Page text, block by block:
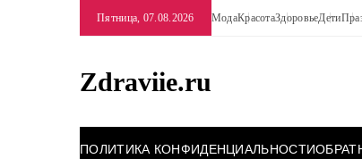
Пятница, 07.08.2026 МодаКрасотаЗдоровьеДети
Zdraviie.ru
ПОЛИТИКА КОНФИДЕНЦИАЛЬНОСТИ